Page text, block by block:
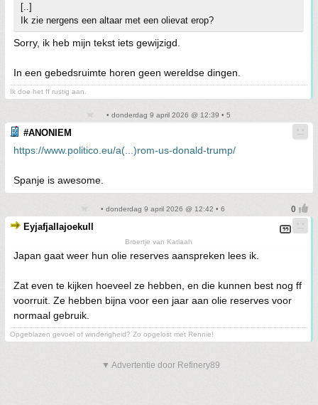
[..]
Ik zie nergens een altaar met een olievat erop?
Sorry, ik heb mijn tekst iets gewijzigd.
In een gebedsruimte horen geen wereldse dingen.
Ik doe het ff rustig aan.
• donderdag 9 april 2026 @ 12:39 • 5
#ANONIEM
https://www.politico.eu/a(...)rom-us-donald-trump/
Spanje is awesome.
• donderdag 9 april 2026 @ 12:42 • 6
Eyjafjallajoekull
Broertje van Katlaah
Japan gaat weer hun olie reserves aanspreken lees ik.
Zat even te kijken hoeveel ze hebben, en die kunnen best nog ff
voorruit. Ze hebben bijna voor een jaar aan olie reserves voor
normaal gebruik.
Opgeblazen gevoel of winderigheid? Zo opgelost met Rennie!
▼ Advertentie door Refinery89